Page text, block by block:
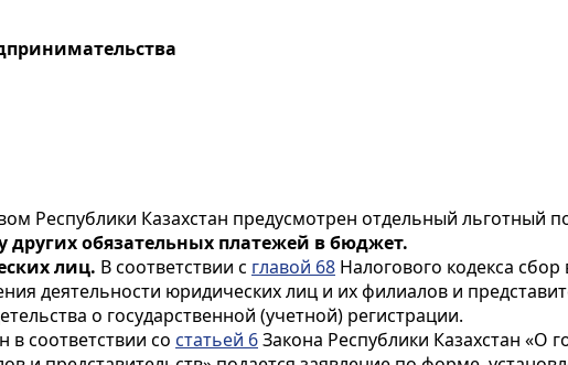
Республики Казахстан предусмотрен отдельный льготный
других обязательных платежей в бюджет.
лиц. В соответствии с главой 68 Налогового кодекса
деятельности юридических лиц и их филиалов и
о государственной (учетной) регистрации.
соответствии со статьей 6Закона Республики Казахстан «О